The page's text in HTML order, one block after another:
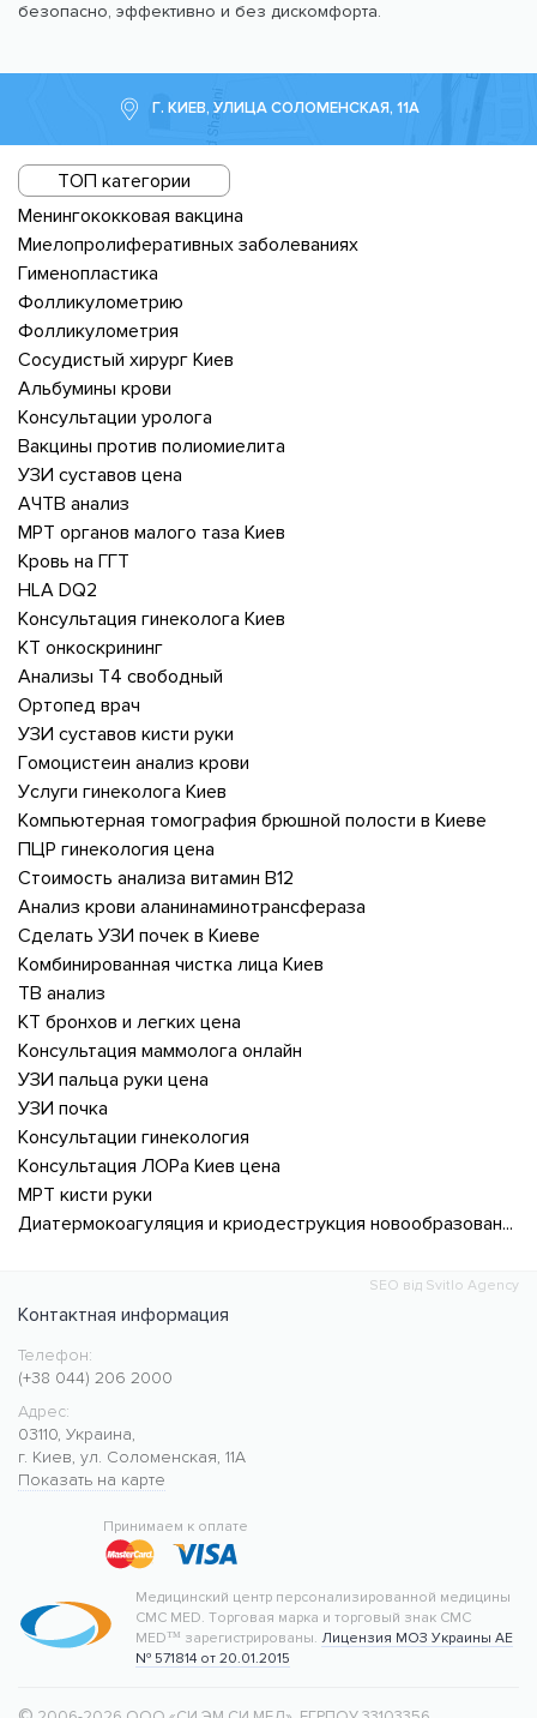
безопасно, эффективно и без дискомфорта.
Г. КИЕВ, УЛИЦА СОЛОМЕНСКАЯ, 11А
ТОП категории
Менингококковая вакцина
Миелопролиферативных заболеваниях
Гименопластика
Фолликулометрию
Фолликулометрия
Сосудистый хирург Киев
Альбумины крови
Консультации уролога
Вакцины против полиомиелита
УЗИ суставов цена
АЧТВ анализ
МРТ органов малого таза Киев
Кровь на ГГТ
HLA DQ2
Консультация гинеколога Киев
КТ онкоскрининг
Анализы Т4 свободный
Ортопед врач
УЗИ суставов кисти руки
Гомоцистеин анализ крови
Услуги гинеколога Киев
Компьютерная томография брюшной полости в Киеве
ПЦР гинекология цена
Стоимость анализа витамин В12
Анализ крови аланинаминотрансфераза
Сделать УЗИ почек в Киеве
Комбинированная чистка лица Киев
ТВ анализ
КТ бронхов и легких цена
Консультация маммолога онлайн
УЗИ пальца руки цена
УЗИ почка
Консультации гинекология
Консультация ЛОРа Киев цена
МРТ кисти руки
Диатермокоагуляция и криодеструкция новообразований кожи
SEO від Svitlo Agency
Контактная информация
Медицинский центр CMC MED
https://cmcmed.clinic
Телефон:
(+38 044) 206 2000
Адрес:
03110, Украина,
г. Киев, ул. Соломенская, 11А
Показать на карте
Принимаем к оплате
Медицинский центр персонализированной медицины
CMC MED. Торговая марка и торговый знак CMC
MED™ зарегистрированы. Лицензия МОЗ Украины АЕ
№ 571814 от 20.01.2015